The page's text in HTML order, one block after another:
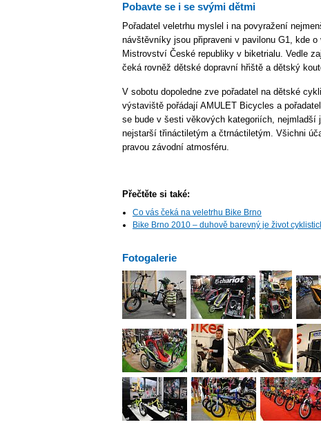
Pobavte se i se svými dětmi
Pořadatel veletrhu myslel i na povyražení
návštěvníky jsou připraveni v pavilonu G1, kde
Mistrovství České republiky v biketrialu. Vedle
čeká rovněž dětské dopravní hřiště a dětský
V sobotu dopoledne zve pořadatel na dětské
výstaviště pořádají AMULET Bicycles a
se bude v šesti věkových kategoriích, nejmladší
nejstarší třináctiletým a čtrnáctiletým. Všichni
pravou závodní atmosféru.
Přečtěte si také:
Co vás čeká na veletrhu Bike Brno
Bike Brno 2010 – duhově barevný je život
Fotogalerie